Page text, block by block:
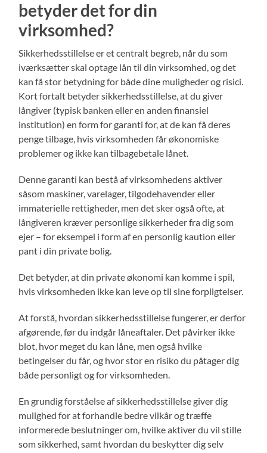
betyder det for din
virksomhed?
Sikkerhedsstillelse er et centralt begreb, når du som
iværksætter skal optage lån til din virksomhed, og det
kan få stor betydning for både dine muligheder og risici.
Kort fortalt betyder sikkerhedsstillelse, at du giver
långiver (typisk banken eller en anden finansiel
institution) en form for garanti for, at de kan få deres
penge tilbage, hvis virksomheden får økonomiske
problemer og ikke kan tilbagebetale lånet.
Denne garanti kan bestå af virksomhedens aktiver
såsom maskiner, varelager, tilgodehavender eller
immaterielle rettigheder, men det sker også ofte, at
långiveren kræver personlige sikkerheder fra dig som
ejer – for eksempel i form af en personlig kaution eller
pant i din private bolig.
Det betyder, at din private økonomi kan komme i spil,
hvis virksomheden ikke kan leve op til sine forpligtelser.
At forstå, hvordan sikkerhedsstillelse fungerer, er derfor
afgørende, før du indgår låneaftaler. Det påvirker ikke
blot, hvor meget du kan låne, men også hvilke
betingelser du får, og hvor stor en risiko du påtager dig
både personligt og for virksomheden.
En grundig forståelse af sikkerhedsstillelse giver dig
mulighed for at forhandle bedre vilkår og træffe
informerede beslutninger om, hvilke aktiver du vil stille
som sikkerhed, samt hvordan du beskytter dig selv